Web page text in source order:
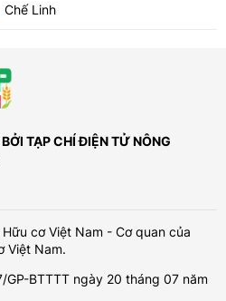
Chế Linh
BỞI TẠP CHÍ ĐIỆN TỬ NÔNG
cơ Việt Nam - Cơ quan của
Việt Nam.
BTTTT ngày 20 tháng 07 năm